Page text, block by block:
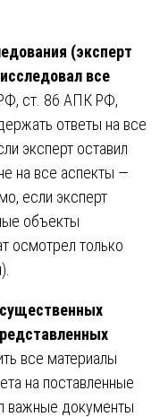
(эксперт
все
ст. 86 АПК РФ,
ответы на все
эксперт оставил
на все аспекты —
если эксперт
объекты
осмотрел только
все материалы
на поставленные
важные документы